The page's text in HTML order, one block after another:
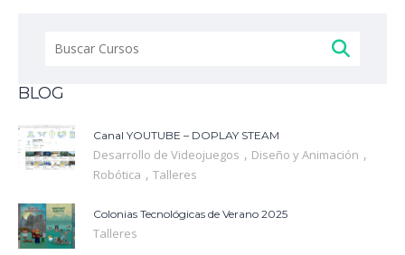
Buscar:
BLOG
Canal YOUTUBE – DOPLAY STEAM
Desarrollo de Videojuegos , Diseño y Animación ,
Robótica , Talleres
Colonias Tecnológicas de Verano 2025
Talleres